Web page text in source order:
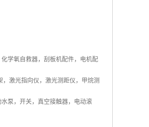
学氧自救器，刮板机配件，电机配
激光指向仪，激光测距仪，甲烷测
泵，开关，真空接触器，电动滚